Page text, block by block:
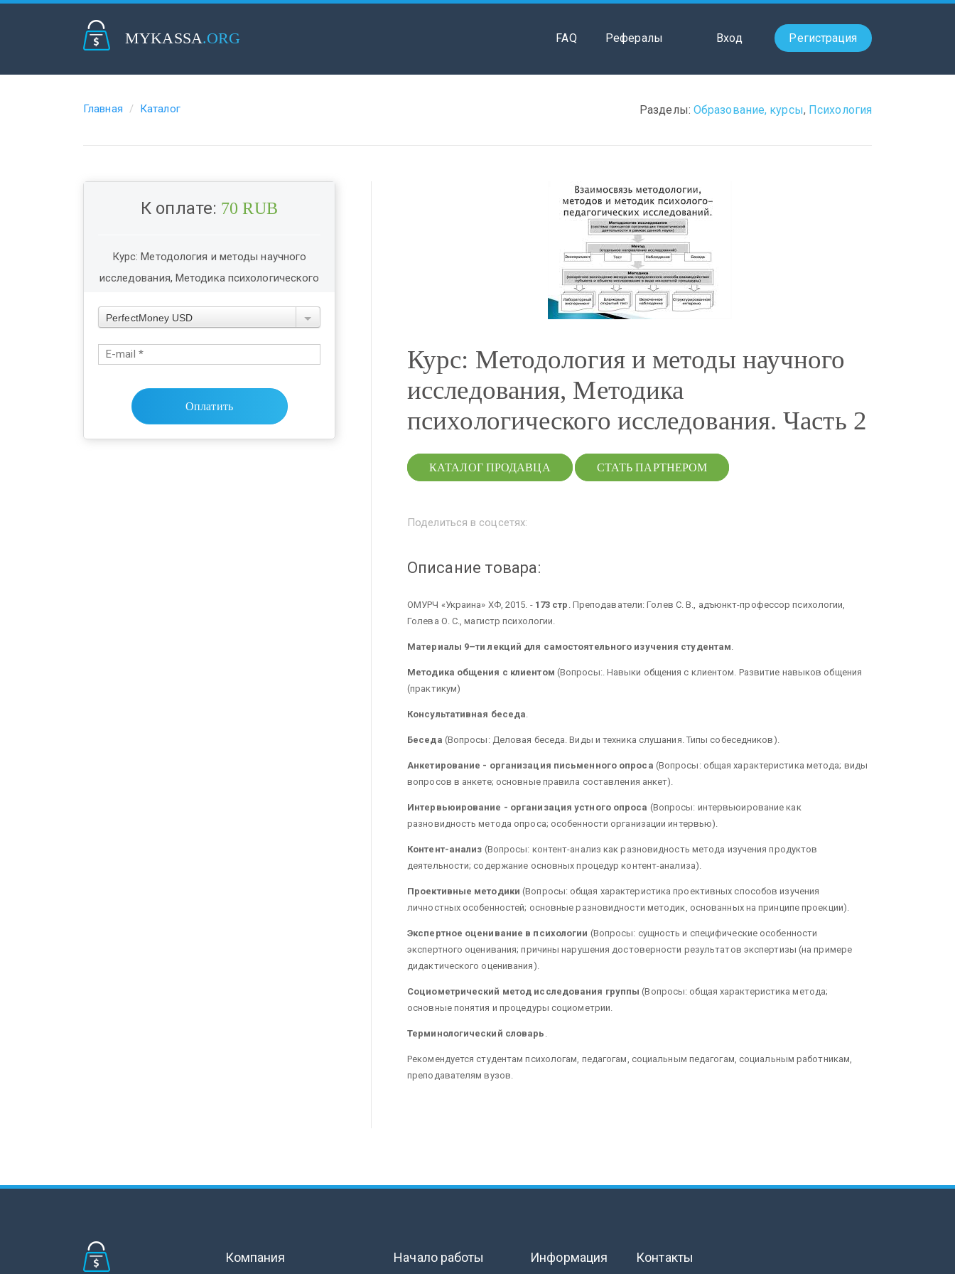
MYKASSA.ORG Вход Регистрация
FAQ Рефералы
Главная Каталог Разделы: Образование, курсы, Психология
К оплате: 70 RUB
Курс: Методология и методы научного
исследования, Методика психологического
PerfectMoney USD
Курс: Методология и методы научного
исследования, Методика
психологического исследования. Часть 2
КАТАЛОГ ПРОДАВЦА СТАТЬ ПАРТНЕРОМ
Поделиться в соцсетях:
Описание товара:
ОМУРЧ «Украина» ХФ, 2015. - 173 стр . Преподаватели: Голев С. В., адъюнкт-профессор психологии,
Голева О. С., магистр психологии.
Материалы 9–ти лекций для самостоятельного изучения студентам.
Методика общения с клиентом (Вопросы:. Навыки общения с клиентом. Развитие навыков общения
(практикум)
Консультативная беседа.
Беседа (Вопросы: Деловая беседа. Виды и техника слушания. Типы собеседников).
Анкетирование - организация письменного опроса (Вопросы: общая характеристика метода; виды
вопросов в анкете; основные правила составления анкет).
Интервьюирование - организация устного опроса (Вопросы: интервьюирование как
разновидность метода опроса; особенности организации интервью).
Контент-анализ (Вопросы: контент-анализ как разновидность метода изучения продуктов
деятельности; содержание основных процедур контент-анализа).
Проективные методики (Вопросы: общая характеристика проективных способов изучения
личностных особенностей; основные разновидности методик, основанных на принципе проекции).
Экспертное оценивание в психологии (Вопросы: сущность и специфические особенности
экспертного оценивания; причины нарушения достоверности результатов экспертизы (на примере
дидактического оценивания).
Социометрический метод исследования группы (Вопросы: общая характеристика метода;
основные понятия и процедуры социометрии.
Терминологический словарь .
Рекомендуется студентам психологам, педагогам, социальным педагогам, социальным работникам,
преподавателям вузов.
Компания Начало работы Информация Контакты